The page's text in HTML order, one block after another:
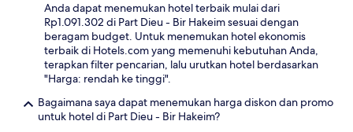
Anda dapat menemukan hotel terbaik mulai dari
Rp1.091.302 di Part Dieu - Bir Hakeim sesuai dengan
beragam budget. Untuk menemukan hotel ekonomis
terbaik di Hotels.com yang memenuhi kebutuhan Anda,
terapkan filter pencarian, lalu urutkan hotel berdasarkan
"Harga: rendah ke tinggi".
Bagaimana saya dapat menemukan harga diskon dan promo
untuk hotel di Part Dieu - Bir Hakeim?